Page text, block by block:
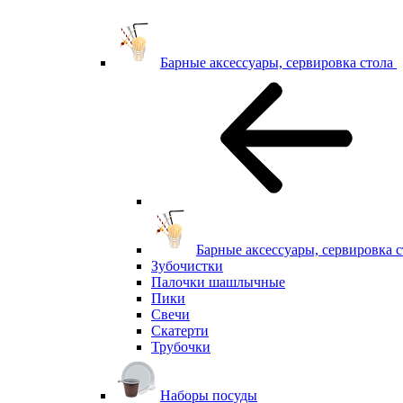
Барные аксессуары, сервировка стола
Барные аксессуары, сервировка
Зубочистки
Палочки шашлычные
Пики
Свечи
Скатерти
Трубочки
Наборы посуды